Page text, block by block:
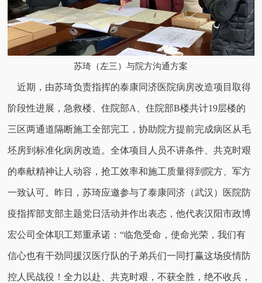
苏琦（左三）与院方沟通方案
近期，由苏琦负责指挥的泰康同济医院病房改造项目取得
阶段性进展，急救楼、住院部A、住院部B楼共计19层楼的
三区两通道隔断施工全部完工，协助院方提前完成病区从毛
坯房到标准化病房改造。全体项目人员不讲条件、共克时艰
的奉献精神让人动容，抢工效率和施工质量得到院方、军方
一致认可。昨日，苏琦应邀参与了泰康同济（武汉）医院防
疫指挥部支部主题党日活动并作出表态，他代表汉阳市政博
宏公司全体职工郑重承诺：“临危受命，使命光荣，我们有
信心也有干劲同援汉医疗队的子弟兵们一同打赢这场疫情防
控人民战役！全力以赴、共克时艰，不获全胜，绝不收兵，